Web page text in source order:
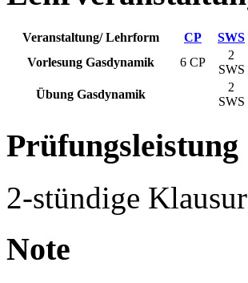
Veranstaltung/ Lehrform CP SWS
Vorlesung Gasdynamik
6 CP
2
SWS
Übung Gasdynamik
2
SWS
Prüfungsleistung
2-stündige Klausur
Note